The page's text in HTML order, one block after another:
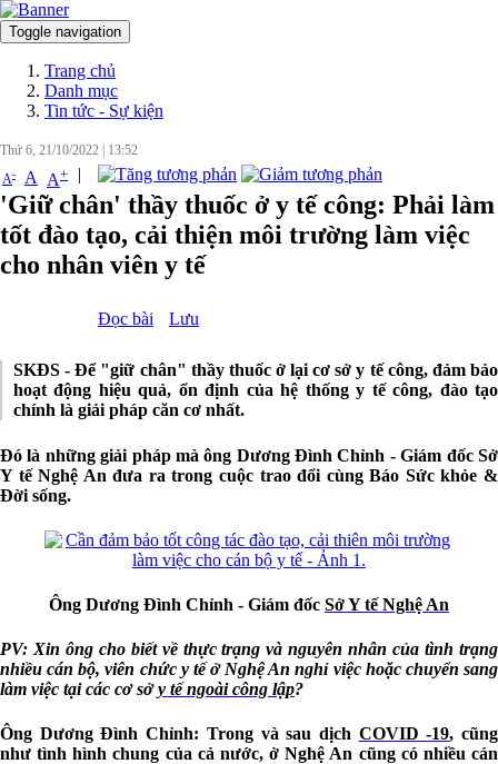
Toggle navigation
Trang chủ
Danh mục
Tin tức - Sự kiện
Thứ 6, 21/10/2022
13:52
A- A A+ |
'Giữ chân' thầy thuốc ở y tế công: Phải làm
tốt đào tạo, cải thiện môi trường làm việc
cho nhân viên y tế
Đọc bài Lưu
SKĐS - Để "giữ chân" thầy thuốc ở lại cơ sở y tế công, đảm bảo
hoạt động hiệu quả, ổn định của hệ thống y tế công, đào tạo
chính là giải pháp căn cơ nhất.
Đó là những giải pháp mà ông Dương Đình Chỉnh - Giám đốc Sở
Y tế Nghệ An đưa ra trong cuộc trao đổi cùng Báo Sức khỏe &
Đời sống.
Ông Dương Đình Chỉnh - Giám đốc Sở Y tế Nghệ An
PV: Xin ông cho biết về thực trạng và nguyên nhân của tình trạng
nhiều cán bộ, viên chức y tế ở Nghệ An nghỉ việc hoặc chuyển sang
làm việc tại các cơ sởy tế ngoài công lập?
Ông Dương Đình Chỉnh: Trong và sau dịch COVID -19, cũng
như tình hình chung của cả nước, ở Nghệ An cũng có nhiều cán